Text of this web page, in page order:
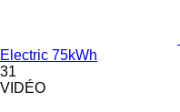
Electric 75kWh
31
VIDÉO